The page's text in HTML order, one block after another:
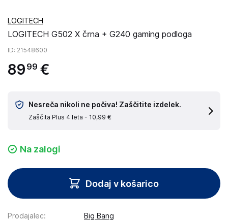
LOGITECH
LOGITECH G502 X črna + G240 gaming podloga
ID: 21548600
89 99 €
Nesreča nikoli ne počiva! Zaščitite izdelek.
Zaščita Plus 4 leta - 10,99 €
Na zalogi
Dodaj v košarico
Prodajalec:
Big Bang